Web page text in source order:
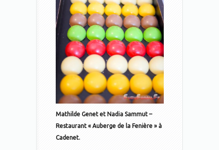
Mathilde Genet et Nadia Sammut –
Restaurant « Auberge de la Fenière » à
Cadenet.